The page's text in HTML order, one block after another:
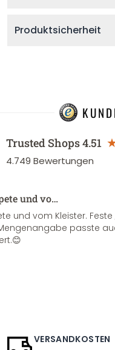
Produktsicherheit
Trusted Shops4.51
4.749 Bewertungen
und vo…
und vom Kleister. Feste
passte
VERSANDKOSTEN